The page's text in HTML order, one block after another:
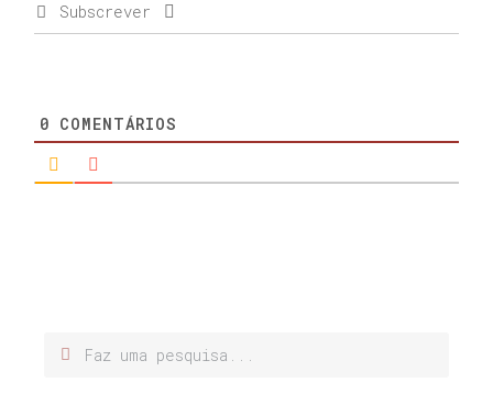
Subscrever
0 COMENTÁRIOS